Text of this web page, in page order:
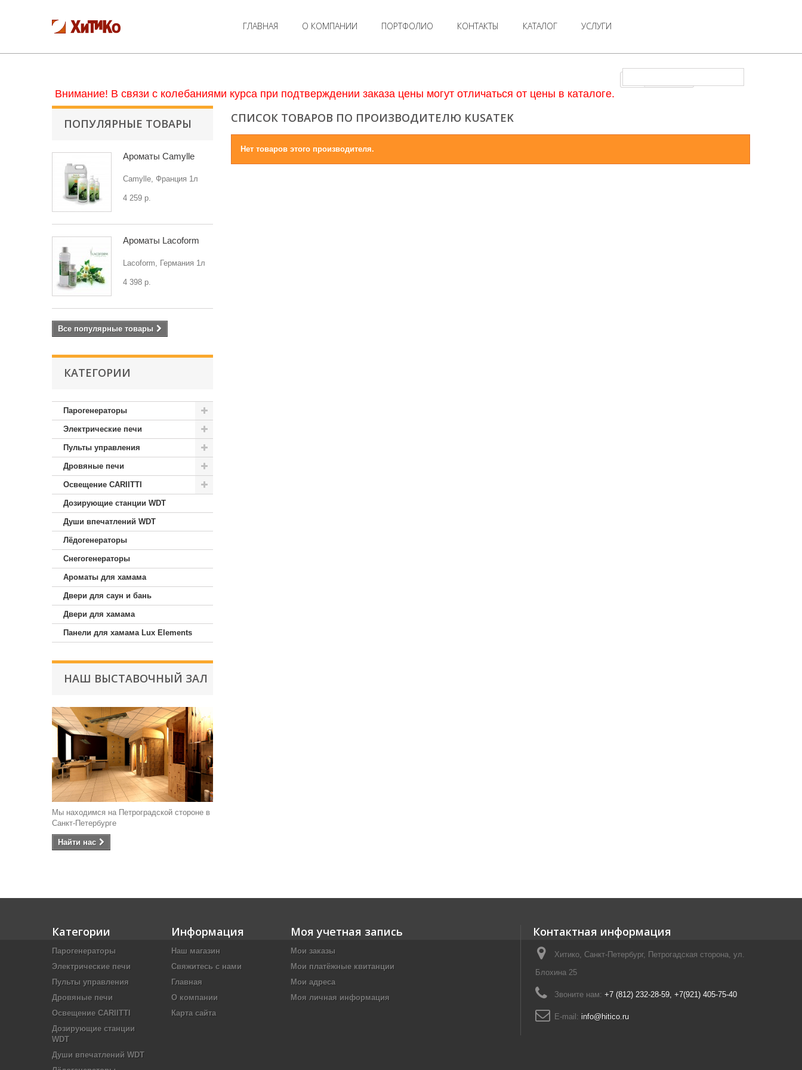
ГЛАВНАЯ О КОМПАНИИ ПОРТФОЛИО КОНТАКТЫ КАТАЛОГ УСЛУГИ
Внимание! В связи с колебаниями курса при подтверждении заказа цены могут отличаться от цены в каталоге.
ПОПУЛЯРНЫЕ ТОВАРЫ
Ароматы Camylle
Camylle, Франция 1л
4 259 р.
Ароматы Lacoform
Lacoform, Германия 1л
4 398 р.
Все популярные товары
КАТЕГОРИИ
Парогенераторы
Электрические печи
Пульты управления
Дровяные печи
Освещение CARIITTI
Дозирующие станции WDT
Души впечатлений WDT
Лёдогенераторы
Снегогенераторы
Ароматы для хамама
Двери для саун и бань
Двери для хамама
Панели для хамама Lux Elements
НАШ ВЫСТАВОЧНЫЙ ЗАЛ
Мы находимся на Петроградской стороне в
Санкт-Петербурге
Найти наc
СПИСОК ТОВАРОВ ПО ПРОИЗВОДИТЕЛЮ KUSATEK
Нет товаров этого производителя.
Категории
Парогенераторы
Электрические печи
Пульты управления
Дровяные печи
Освещение CARIITTI
Дозирующие станции
WDT
Души впечатлений WDT
Информация
Наш магазин
Свяжитесь с нами
Главная
О компании
Карта сайта
Моя учетная запись
Мои заказы
Мои платёжные квитанции
Мои адреса
Моя личная информация
Контактная информация
Хитико, Санкт-Петербург, Петрогадская сторона, ул.
Блохина 25
Звоните нам: +7 (812) 232-28-59, +7(921) 405-75-40
E-mail: info@hitico.ru